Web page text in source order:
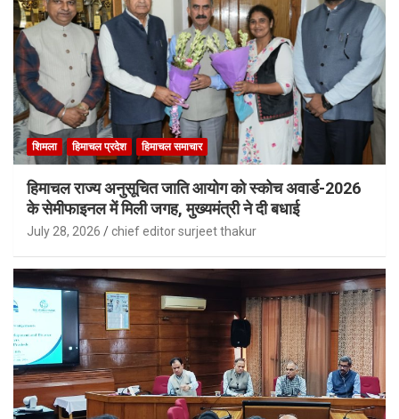
शिमला हिमाचल प्रदेश हिमाचल समाचार
हिमाचल राज्य अनुसूचित जाति आयोग को स्कोच अवार्ड-2026
के सेमीफाइनल में मिली जगह, मुख्यमंत्री ने दी बधाई
July 28, 2026 chief editor surjeet thakur